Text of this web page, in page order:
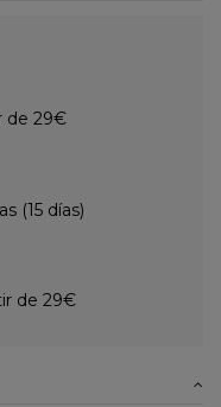
de 29€
(15 días)
de 29€